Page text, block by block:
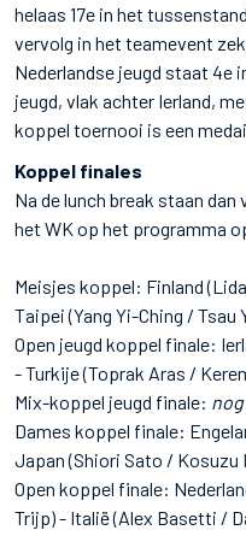
helaas 17e in het
vervolg in het teamevent
Nederlandse jeugd staat 4e
jeugd, vlak achter Ierland,
koppel toernooi is een
Koppel finales
Na de lunch break staan
het WK op het programma
Meisjes koppel: Finland
Taipei (Yang Yi-Ching / Tsau
Open jeugd koppel finale:
- Turkije (Toprak Aras /
Mix-koppel jeugd finale:
Dames koppel finale:
Japan (Shiori Sato / Kosuzu
Open koppel finale:
Trijp) - Italië (Alex Basetti /